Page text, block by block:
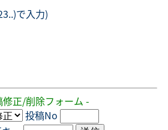
で入力)
修正/削除フォーム -
投稿No